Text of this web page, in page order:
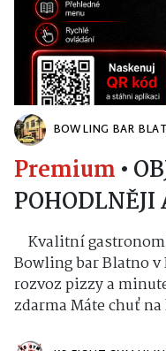
BOWLING BAR
Premium •
Kvalitní
Bowling bar Blatno
rozvoz pizzy a
zdarma Máte chuť